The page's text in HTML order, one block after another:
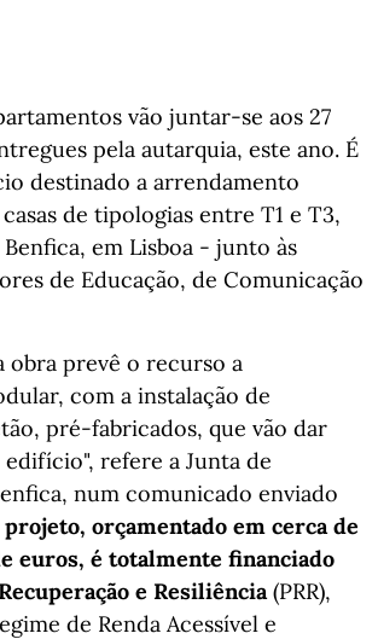
vão juntar-se aos 27
pela autarquia, este ano. É
destinado a arrendamento
de tipologias entre T1 e T3,
em Lisboa - junto às
de Educação, de Comunicação
obra prevê o recurso a
com a instalação de
pré-fabricados, que vão dar
refere a Junta de
num comunicado enviado
projeto, orçamentado em cerca de
euros, é totalmente financiado
e Resiliência (PRR),
de Renda Acessível e